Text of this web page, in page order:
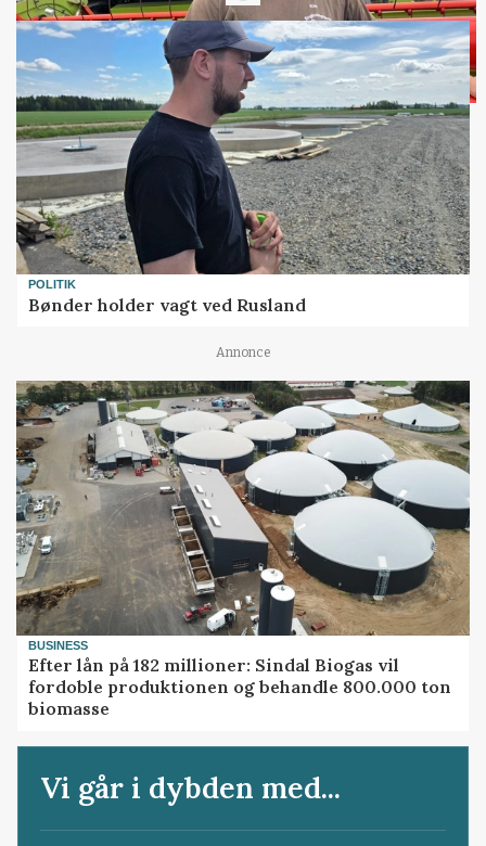
POLITIK
Bønder holder vagt ved Rusland
Annonce
BUSINESS
Efter lån på 182 millioner: Sindal Biogas vil
fordoble produktionen og behandle 800.000 ton
biomasse
Vi går i dybden med...